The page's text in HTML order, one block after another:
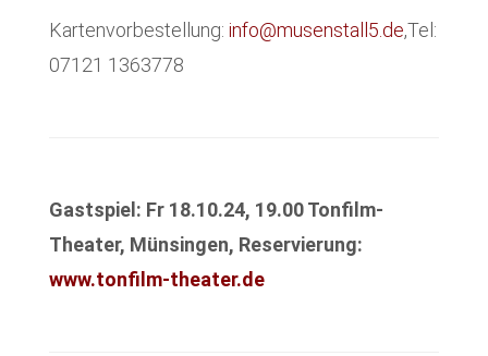
Kartenvorbestellung: info@musenstall5.de,Tel:
07121 1363778
Gastspiel: Fr 18.10.24, 19.00 Tonfilm-
Theater, Münsingen, Reservierung:
www.tonfilm-theater.de